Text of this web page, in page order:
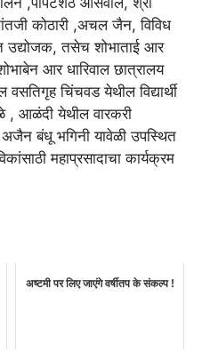
कोठारी ,अचल जैन, विविध
उद्योजक, तसेच शोभाताई आर
आर धारिवाल छात्रालय
चिंचवड येथील विद्यार्थी
, आळंदी येथील वारकरी
बंधू भगिनी यावेळी उपस्थित
महाप्रसादाचा कार्यक्रम
अष्टमी पर लिए जाएंगे वर्षीतप के संकल्प !